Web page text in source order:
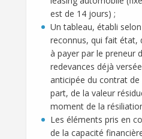
est de 14 jours) ;
Un tableau, établi
reconnus, qui fait état,
à payer par le preneur
redevances déjà
anticipée du contrat de
part, de la valeur
moment de la
Les éléments pris en
de la capacité